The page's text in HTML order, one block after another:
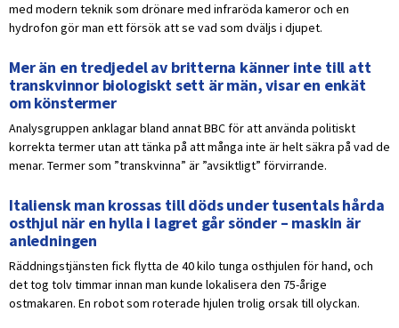
med modern teknik som drönare med infraröda kameror och en
hydrofon gör man ett försök att se vad som dväljs i djupet.
Mer än en tredjedel av britterna känner inte till att
transkvinnor biologiskt sett är män, visar en enkät
om könstermer
Analysgruppen anklagar bland annat BBC för att använda politiskt
korrekta termer utan att tänka på att många inte är helt säkra på vad de
menar. Termer som ”transkvinna” är ”avsiktligt” förvirrande.
Italiensk man krossas till döds under tusentals hårda
osthjul när en hylla i lagret går sönder – maskin är
anledningen
Räddningstjänsten fick flytta de 40 kilo tunga osthjulen för hand, och
det tog tolv timmar innan man kunde lokalisera den 75-årige
ostmakaren. En robot som roterade hjulen trolig orsak till olyckan.